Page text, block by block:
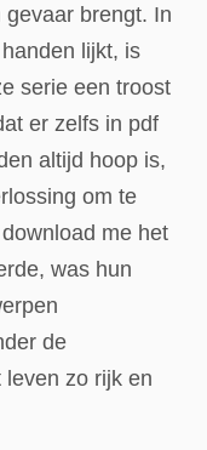
brengt. In
lijkt, is
serie een troost
er zelfs in pdf
altijd hoop is,
om te
me het
was hun
de
zo rijk en